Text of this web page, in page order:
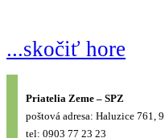
...skočiť hore
Priatelia Zeme – SPZ
poštová adresa: Haluzice 761,
tel: 0903 77 23 23